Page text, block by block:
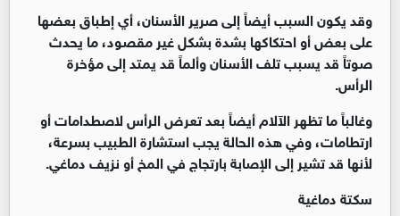
وقد يكون السبب أيضاً إلى صرير الأسنان، أي إطباق بعضها
على بعض أو احتكاكها بشدة بشكل غير مقصود، ما يحدث
صوتاً قد يسبب تلف الأسنان وألماً قد يمتد إلى مؤخرة
الرأس.
وغالباً ما تظهر الآلام أيضاً بعد تعرض الرأس لاصطدامات أو
ارتطامات، وفي هذه الحالة يجب استشارة الطبيب بسرعة،
لأنها قد تشير إلى الإصابة بارتجاج في المخ أو نزيف دماغي.
سكتة دماغية